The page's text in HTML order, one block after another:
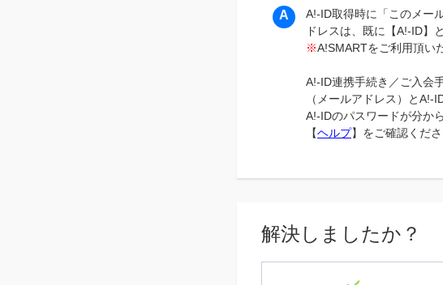
A!-ID取得時に「このメー
ドレスは、既に【A!-ID】
※A!SMARTをご利用頂い
A!-ID連携手続き／ご入会
（メールアドレス）とA!-
A!-IDのパスワードが分か
【ヘルプ】をご確認くださ
解決しましたか？